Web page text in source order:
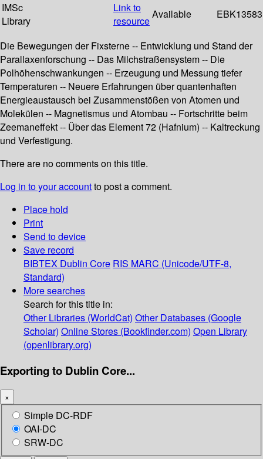
IMSc
Library
Link to
resource
Available EBK13583
Die Bewegungen der Fixsterne -- Entwicklung und Stand der
Parallaxenforschung -- Das Milchstraßensystem -- Die
Polhöhenschwankungen -- Erzeugung und Messung tiefer
Temperaturen -- Neuere Erfahrungen über quantenhaften
Energieaustausch bei Zusammenstößen von Atomen und
Molekülen -- Magnetismus und Atombau -- Fortschritte beim
Zeemaneffekt -- Über das Element 72 (Hafnium) -- Kaltreckung
und Verfestigung.
There are no comments on this title.
Log in to your accountto post a comment.
Place hold
Print
Send to device
Save record
BIBTEX Dublin Core RIS MARC (Unicode/UTF-8,
Standard)
More searches
Search for this title in:
Other Libraries (WorldCat) Other Databases (Google
Scholar) Online Stores (Bookfinder.com) Open Library
(openlibrary.org)
Exporting to Dublin Core...
×
Simple DC-RDF
OAI-DC
SRW-DC